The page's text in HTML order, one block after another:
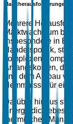
Marktherausforderungen
Mehrere
Marktwachstum
insbesondere in
Handelspolitik,
komplexen
Anfangskosten,
und dem Aufbau
Hemmnisse für
Darüber hinaus
thermischen